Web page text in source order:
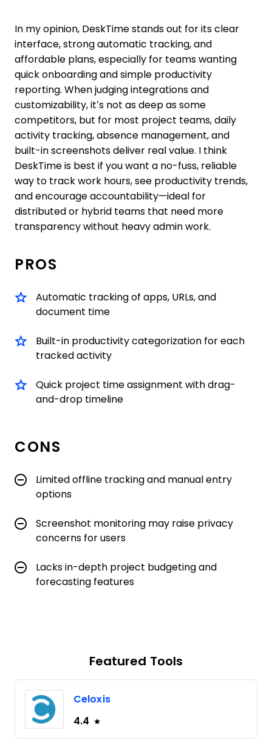
In my opinion, DeskTime stands out for its clear
interface, strong automatic tracking, and
affordable plans, especially for teams wanting
quick onboarding and simple productivity
reporting. When judging integrations and
customizability, it’s not as deep as some
competitors, but for most project teams, daily
activity tracking, absence management, and
built-in screenshots deliver real value. I think
DeskTime is best if you want a no-fuss, reliable
way to track work hours, see productivity trends,
and encourage accountability—ideal for
distributed or hybrid teams that need more
transparency without heavy admin work.
PROS
Automatic tracking of apps, URLs, and
document time
Built-in productivity categorization for each
tracked activity
Quick project time assignment with drag-
and-drop timeline
CONS
Limited offline tracking and manual entry
options
Screenshot monitoring may raise privacy
concerns for users
Lacks in-depth project budgeting and
forecasting features
Featured Tools
Celoxis
4.4